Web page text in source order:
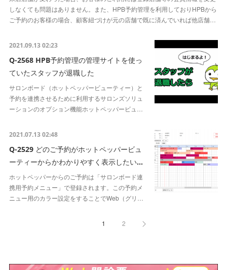
しなくても問題はありません。また、HPB予約管理を利用しておりHPBから
ご予約のお客様の場合、顧客紐づけが元の店舗で既に済んでいれば他店舗…
2021.09.13 02:23
Q-2568 HPB予約管理の管理サイトを使っ
ていたスタッフが退職した
サロンボード（ホットペッパービューティー）と
予約を連携させるために利用するサロンズソリュ
ーションのオプション機能ホットペッパービュ…
2021.07.13 02:48
Q-2529 どのご予約がホットペッパービュ
ーティーからかわかりやすく表示したい…
ホットペッパーからのご予約は「サロンボード連
携用予約メニュー」で登録されます。この予約メ
ニュー用のカラー設定をすることでWeb（グリ…
1 2